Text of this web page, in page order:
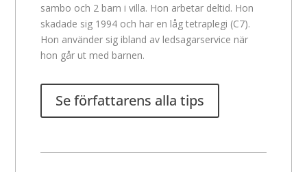
sambo och 2 barn i villa. Hon arbetar deltid. Hon
skadade sig 1994 och har en låg tetraplegi (C7).
Hon använder sig ibland av ledsagarservice när
hon går ut med barnen.
Se författarens alla tips